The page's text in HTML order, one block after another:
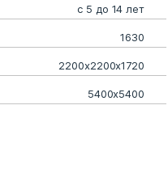
с 5 до 14 лет
1630
2200х2200х1720
5400х5400